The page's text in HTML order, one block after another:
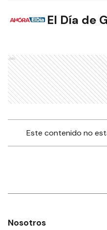
El Día de
Ads
Este contenido no
Nosotros